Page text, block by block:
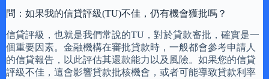
問：如果我的信貸評級(TU)不佳，仍有機會獲批嗎？
信貸評級，也就是我們常說的TU，對於貸款審批，確實是一
個重要因素。金融機構在審批貸款時，一般都會參考申請人
的信貸報告，以此評估其還款能力以及風險。如果您的信貸
評級不佳，這會影響貸款批核機會，或者可能導致貸款利率